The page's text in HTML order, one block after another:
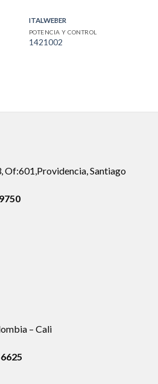
ITALWEBER
POTENCIA Y CONTROL
1421002
Of:601,Providencia, Santiago
– Cali